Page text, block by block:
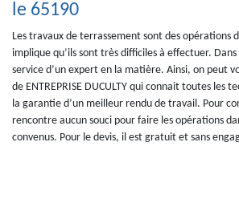
le 65190
Les travaux de terrassement sont des opérations
implique qu’ils sont très difficiles à effectuer.
service d’un expert en la matière. Ainsi, on peut
de ENTREPRISE DUCULTY qui connait toutes les
la garantie d’un meilleur rendu de travail. Pour
rencontre aucun souci pour faire les opérations
convenus. Pour le devis, il est gratuit et sans